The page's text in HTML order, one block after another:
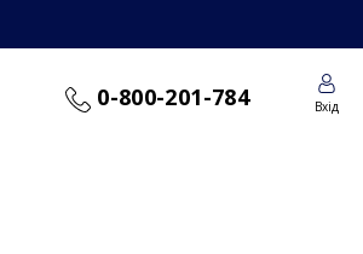
0-800-201-784 Вхід